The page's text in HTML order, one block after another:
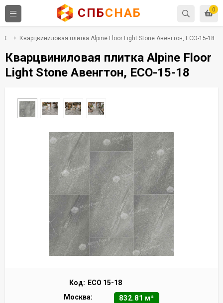
0
СПБСНАБ
Кварцвиниловая плитка Alpine Floor Light Stone Авенгтон, ECO-15-18
Кварцвиниловая плитка Alpine Floor
Light Stone Авенгтон, ECO-15-18
Код: ECO 15-18
Москва:
832.81 м²